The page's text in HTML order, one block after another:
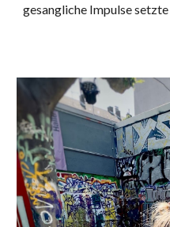
gesangliche Impulse